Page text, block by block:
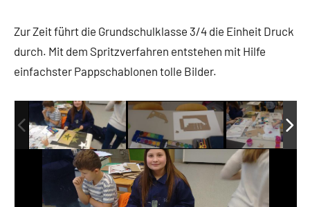
Zur Zeit führt die Grundschulklasse 3/4 die Einheit Druck
durch. Mit dem Spritzverfahren entstehen mit Hilfe
einfachster Pappschablonen tolle Bilder.